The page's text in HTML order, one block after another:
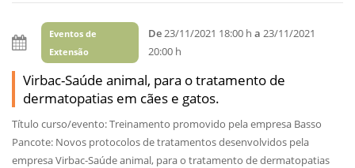
Eventos de
Extensão
De23/11/2021 18:00 ha 23/11/2021
20:00 h
Virbac-Saúde animal, para o tratamento de
dermatopatias em cães e gatos.
Título curso/evento: Treinamento promovido pela empresa Basso
Pancote: Novos protocolos de tratamentos desenvolvidos pela
empresa Virbac-Saúde animal, para o tratamento de dermatopatias